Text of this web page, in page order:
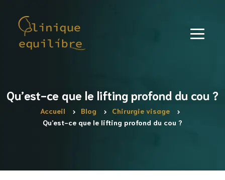
Qu’est-ce que le lifting profond du cou ?
Accueil Blog
Chirurgie visage
Qu’est-ce que le lifting profond du cou ?